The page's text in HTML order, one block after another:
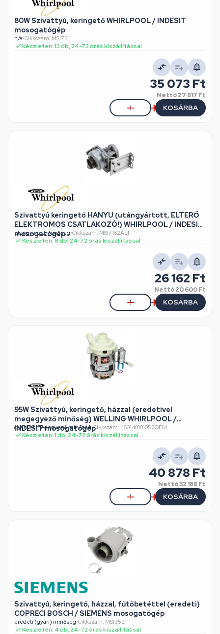
80W Szivattyú, keringető WHIRLPOOL / INDESIT
mosogatógép
n/a•Cikkszám: MSI731
Készleten: 13 db, 24-72 órás kiszállítással
35 073 Ft
Nettó27 617 Ft
KOSÁRBA
Szivattyú keringető HANYU (utángyártott, ELTERŐ
ELEKTROMOS CSATLAKOZÓ!) WHIRLPOOL / INDESIT
mosogatógép
utángyártott minőség•Cikkszám: MSI7182ALT
Készleten: 8 db, 24-72 órás kiszállítással
26 162 Ft
Nettó20 600 Ft
KOSÁRBA
95W Szivattyú, keringető, házzal (eredetivel
megegyező minőség) WELLING WHIRLPOOL /
INDESIT mosogatógép
gyárival megegyező minőség•Cikkszám: 480140101052OEM
Készleten: 1 db, 24-72 órás kiszállítással
40 878 Ft
Nettó32 188 Ft
KOSÁRBA
Szivattyú, keringető, házzal, fűtőbetéttel (eredeti)
COPRECI BOSCH / SIEMENS mosogatógép
eredeti (gyári) minőség•Cikkszám: MSI3521
Készleten: 4 db, 24-72 órás kiszállítással